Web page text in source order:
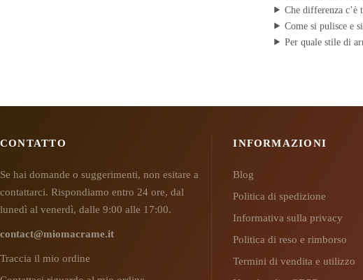
Che differenza c’è
Come si pulisce e
Per quale stile di
CONTATTO
Se hai domande o suggerimenti, non esitare a
contattarci. Rispondiamo entro 24 ore, dal
lunedì al venerdì, dalle 9:00 alle 17:00.
contact@miomacrame.it
Traccia il mio ordine
INFORMAZIONI
Blog
Politica di spedizione
Informativa sulla privacy
Politica di reso e rimborso
Termini di vendita e utilizzo